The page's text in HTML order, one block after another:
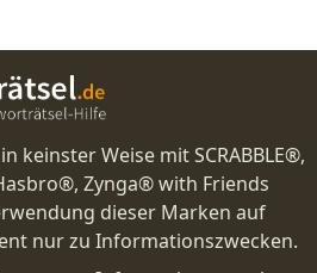
keinster Weise mit SCRABBLE®,
Zynga® with Friends
dieser Marken auf
nur zu Informationszwecken.